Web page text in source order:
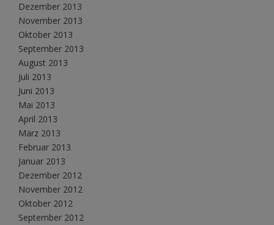
Dezember 2013
November 2013
Oktober 2013
September 2013
August 2013
Juli 2013
Juni 2013
Mai 2013
April 2013
März 2013
Februar 2013
Januar 2013
Dezember 2012
November 2012
Oktober 2012
September 2012